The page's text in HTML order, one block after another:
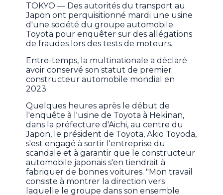
TOKYO — Des autorités du transport au
Japon ont perquisitionné mardi une usine
d'une société du groupe automobile
Toyota pour enquêter sur des allégations
de fraudes lors des tests de moteurs.
Entre-temps, la multinationale a déclaré
avoir conservé son statut de premier
constructeur automobile mondial en
2023.
Quelques heures après le début de
l'enquête à l'usine de Toyota à Hekinan,
dans la préfecture d'Aichi, au centre du
Japon, le président de Toyota, Akio Toyoda,
s'est engagé à sortir l'entreprise du
scandale et à garantir que le constructeur
automobile japonais s'en tiendrait à
fabriquer de bonnes voitures. "Mon travail
consiste à montrer la direction vers
laquelle le groupe dans son ensemble